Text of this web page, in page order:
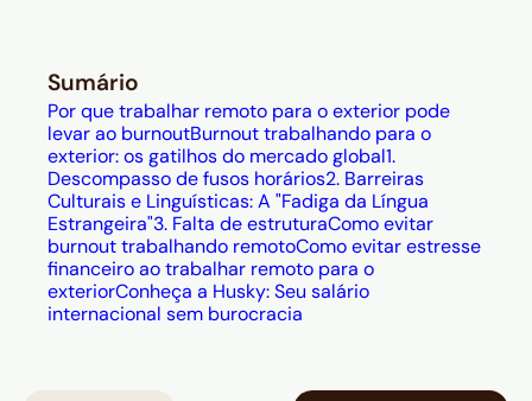
metas diárias realistas, manter
atividade física regular, preservar o
sono de qualidade, não se isolar
socialmente e planejar períodos de
descanso com reserva financeira —
já que como contractor não há
férias automáticas.
A incerteza financeira também é
uma fonte de desgaste mental
Sumário
Por que trabalhar remoto para o exterior pode
levar ao burnoutBurnout trabalhando para o
exterior: os gatilhos do mercado global1.
Descompasso de fusos horários2. Barreiras
Culturais e Linguísticas: A "Fadiga da Língua
Estrangeira"3. Falta de estruturaComo evitar
burnout trabalhando remotoComo evitar estresse
financeiro ao trabalhar remoto para o
exteriorConheça a Husky: Seu salário
internacional sem burocracia